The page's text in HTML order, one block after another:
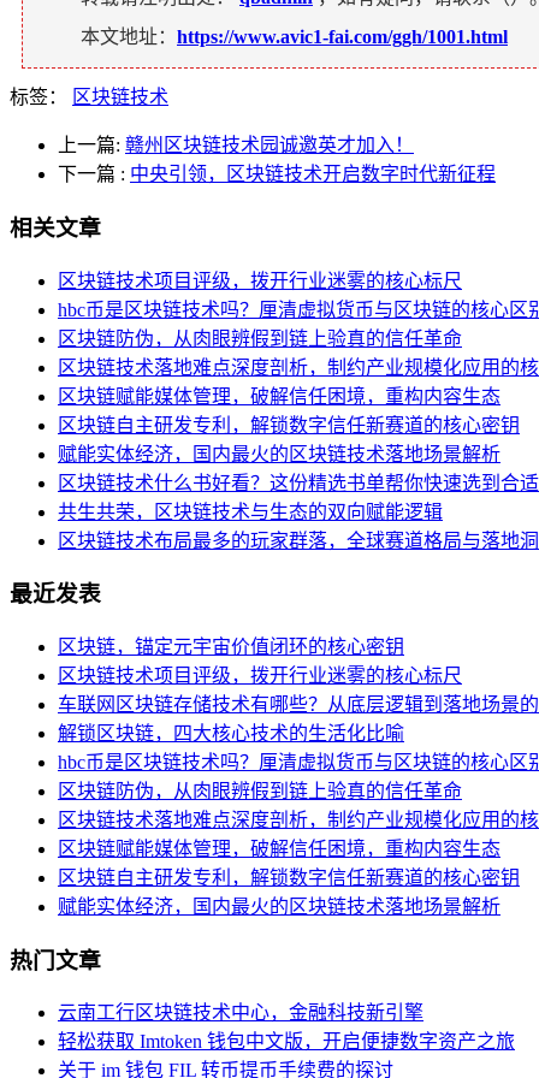
本文地址： https://www.avic1-fai.com/ggh/1001.html
标签： 区块链技术
上一篇: 赣州区块链技术园诚邀英才加入！
下一篇 : 中央引领，区块链技术开启数字时代新征程
相关文章
区块链技术项目评级，拨开行业迷雾的核心标尺
hbc币是区块链技术吗？厘清虚拟货币与区块链的核心区
区块链防伪，从肉眼辨假到链上验真的信任革命
区块链技术落地难点深度剖析，制约产业规模化应用的
区块链赋能媒体管理，破解信任困境，重构内容生态
区块链自主研发专利，解锁数字信任新赛道的核心密钥
赋能实体经济，国内最火的区块链技术落地场景解析
区块链技术什么书好看？这份精选书单帮你快速选到合
共生共荣，区块链技术与生态的双向赋能逻辑
区块链技术布局最多的玩家群落，全球赛道格局与落地
最近发表
区块链，锚定元宇宙价值闭环的核心密钥
区块链技术项目评级，拨开行业迷雾的核心标尺
车联网区块链存储技术有哪些？从底层逻辑到落地场景
解锁区块链，四大核心技术的生活化比喻
hbc币是区块链技术吗？厘清虚拟货币与区块链的核心区
区块链防伪，从肉眼辨假到链上验真的信任革命
区块链技术落地难点深度剖析，制约产业规模化应用的
区块链赋能媒体管理，破解信任困境，重构内容生态
区块链自主研发专利，解锁数字信任新赛道的核心密钥
赋能实体经济，国内最火的区块链技术落地场景解析
热门文章
云南工行区块链技术中心，金融科技新引擎
轻松获取 Imtoken 钱包中文版，开启便捷数字资产之旅
关于 im 钱包 FIL 转币提币手续费的探讨